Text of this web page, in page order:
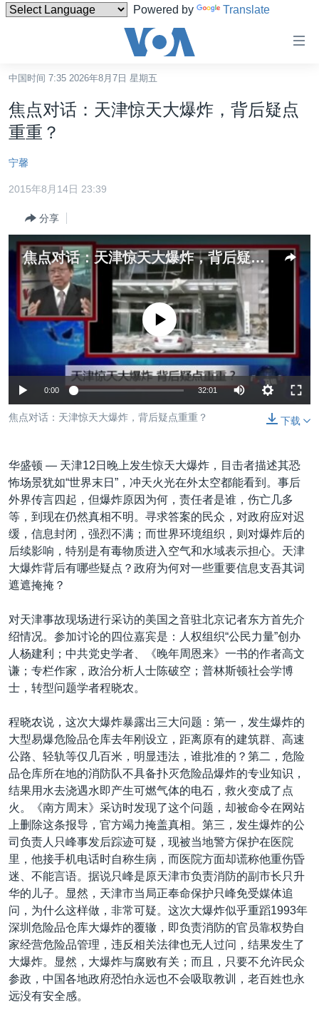
Powered by Translate
碍
链
接
跳
转
内
跳
检
索
美国
台湾
港澳
国际
最新国际新闻
印太
中东
欧洲
美洲
分类新闻
经济·金融·贸易
人权·法律·宗教
科教·文娱·体健
劳工
美中关系
热点专题
白宫要闻
美中关系
重要讲话与声明
台海两岸关系
南中国海争端
关注西藏
关注新疆
VOA视频
VOA今日焦点
中文广播
关注我们
其他语言网站
中国时间 7:35 2026年8月7日 星期五
焦点对话：天津惊天大爆炸，背后疑点
重重？
宁馨
2015年8月14日 23:39
分享
焦点对话：天津惊天大爆炸，背后疑点重重？
没有媒体可用资源
0:00 32:01
下载
焦点对话：天津惊天大爆炸，背后疑点重重？
华盛顿 — 天津12日晚上发生惊天大爆炸，目击者描述其恐
怖场景犹如“世界末日”，冲天火光在外太空都能看到。事后
外界传言四起，但爆炸原因为何，责任者是谁，伤亡几多
等，到现在仍然真相不明。寻求答案的民众，对政府应对迟
缓，信息封闭，强烈不满；而世界环境组织，则对爆炸后的
后续影响，特别是有毒物质进入空气和水域表示担心。天津
大爆炸背后有哪些疑点？政府为何对一些重要信息支吾其词
遮遮掩掩？
对天津事故现场进行采访的美国之音驻北京记者东方首先介
绍情况。参加讨论的四位嘉宾是：人权组织“公民力量”创办
人杨建利；中共党史学者、《晚年周恩来》一书的作者高文
谦；专栏作家，政治分析人士陈破空；普林斯顿社会学博
士，转型问题学者程晓农。
程晓农说，这次大爆炸暴露出三大问题：第一，发生爆炸的
大型易爆危险品仓库去年刚设立，距离原有的建筑群、高速
公路、轻轨等仅几百米，明显违法，谁批准的？第二，危险
品仓库所在地的消防队不具备扑灭危险品爆炸的专业知识，
结果用水去浇遇水即产生可燃气体的电石，救火变成了点
火。《南方周末》采访时发现了这个问题，却被命令在网站
上删除这条报导，官方竭力掩盖真相。第三，发生爆炸的公
司负责人只峰事发后踪迹可疑，现被当地警方保护在医院
里，他接手机电话时自称生病，而医院方面却谎称他重伤昏
迷、不能言语。据说只峰是原天津市负责消防的副市长只升
华的儿子。显然，天津市当局正奉命保护只峰免受媒体追
问，为什么这样做，非常可疑。这次大爆炸似乎重蹈1993年
深圳危险品仓库大爆炸的覆辙，即负责消防的官员靠权势自
家经营危险品管理，违反相关法律也无人过问，结果发生了
大爆炸。显然，大爆炸与腐败有关；而且，只要不允许民众
参政，中国各地政府恐怕永远也不会吸取教训，老百姓也永
远没有安全感。